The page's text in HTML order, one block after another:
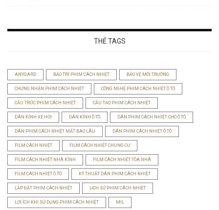
THẺ TAGS
ANYGARD BẢO TRÌ PHIM CÁCH NHIỆT BẢO VỆ MÔI TRƯỜNG
CHỨNG NHẬN PHIM CÁCH NHIỆT CÔNG NGHỆ PHIM CÁCH NHIỆT Ô TÔ
CẤU TRÚC PHIM CÁCH NHIỆT CẤU TẠO PHIM CÁCH NHIỆT
DÁN KÍNH XE HƠI DÁN KÍNH Ô TÔ DÁN PHIM CÁCH NHIỆT CHO Ô TÔ
DÁN PHIM CÁCH NHIỆT MẤT BAO LÂU DÁN PHIM CÁCH NHIỆT Ô TÔ
FILM CÁCH NHIỆT FILM CÁCH NHIỆT CHUNG CƯ
FILM CÁCH NHIỆT NHÀ KÍNH FILM CÁCH NHIỆT TÒA NHÀ
FILM CÁCH NHIỆT Ô TÔ KỸ THUẬT DÁN PHIM CÁCH NHIỆT
LẮP ĐẶT PHIM CÁCH NHIỆT LỊCH SỬ PHIM CÁCH NHIỆT
LỢI ÍCH KHI SỬ DỤNG PHIM CÁCH NHIỆT MIL